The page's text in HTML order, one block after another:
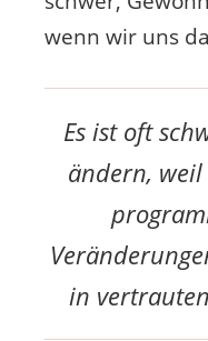
wenn wir uns
Es ist oft
ändern,
in